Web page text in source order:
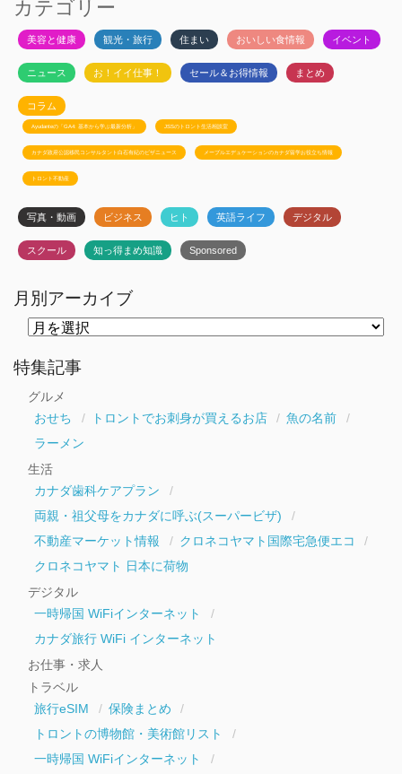
カテゴリー
美容と健康 観光・旅行 住まい おいしい食情報 イベント
ニュース お！イイ仕事！ セール＆お得情報 まとめ
コラム
Ayudanteの「GA4: 基本から学ぶ最新分析」 JSSのトロント生活相談室
カナダ政府公認移民コンサルタント白石有紀のビザニュース メープルエデュケーションのカナダ留学お役立ち情報
トロント不動産
写真・動画 ビジネス ヒト 英語ライフ デジタル
スクール 知っ得まめ知識 Sponsored
月別アーカイブ
ー
カ
特集記事
グルメ
おせち
トロントでお刺身が買えるお店
魚の名前
ラーメン
生活
カナダ歯科ケアプラン
両親・祖父母をカナダに呼ぶ(スーパービザ)
不動産マーケット情報
クロネコヤマト国際宅急便エコ
クロネコヤマト 日本に荷物
デジタル
一時帰国 WiFiインターネット
カナダ旅行 WiFi インターネット
お仕事・求人
トラベル
旅行eSIM
保険まとめ
トロントの博物館・美術館リスト
一時帰国 WiFiインターネット